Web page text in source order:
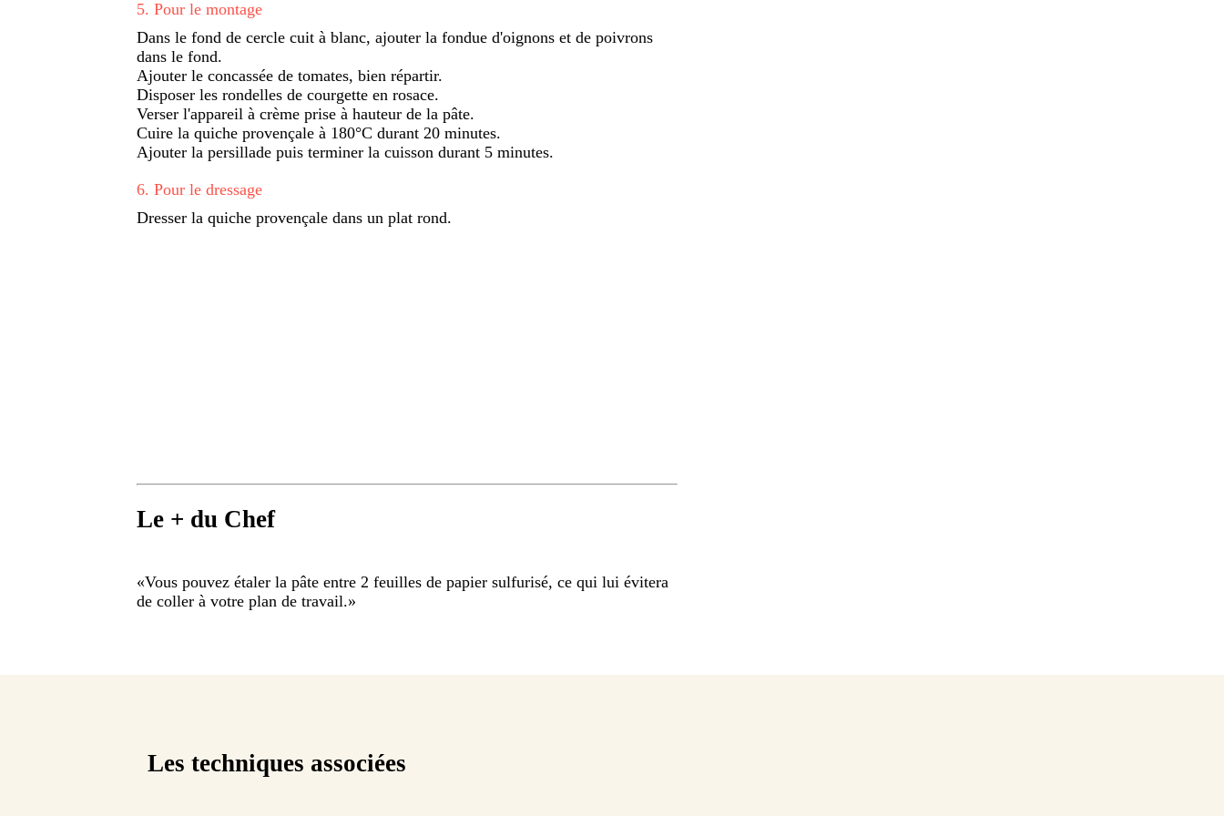
5. Pour le montage
Dans le fond de cercle cuit à blanc, ajouter la fondue d'oignons et de poivrons
dans le fond.
Ajouter le concassée de tomates, bien répartir.
Disposer les rondelles de courgette en rosace.
Verser l'appareil à crème prise à hauteur de la pâte.
Cuire la quiche provençale à 180°C durant 20 minutes.
Ajouter la persillade puis terminer la cuisson durant 5 minutes.
6. Pour le dressage
Dresser la quiche provençale dans un plat rond.
Le + du Chef
«Vous pouvez étaler la pâte entre 2 feuilles de papier sulfurisé, ce qui lui évitera
de coller à votre plan de travail.»
Les techniques associées